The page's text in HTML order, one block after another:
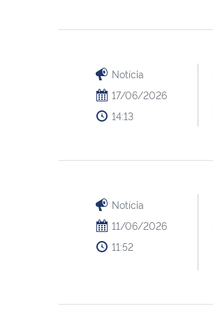
Notícia
17/06/2026
14:13
Notícia
11/06/2026
11:52